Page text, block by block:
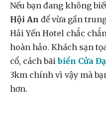
Nếu bạn đang không
Hội An để vừa gần
Hải Yến Hotel chắc
hoàn hảo. Khách sạn
cổ, cách bãibiển Cửa
3km chính vì vậy mà
hơn.